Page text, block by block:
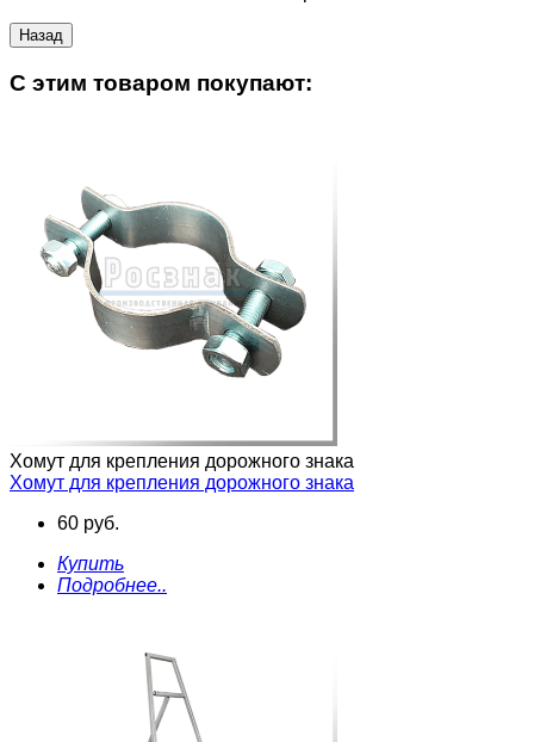
C этим товаром покупают:
Хомут для крепления дорожного знака
Хомут для крепления дорожного знака
60 руб.
Купить
Подробнее..